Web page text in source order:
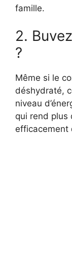
famille.
2.
?
Même si le
déshydraté,
niveau
qui rend
efficacement